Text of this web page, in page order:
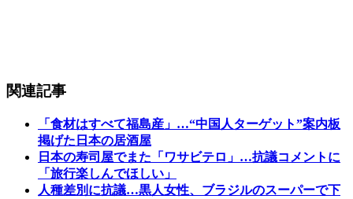
関連記事
「食材はすべて福島産」…“中国人ターゲット”案内板
掲げた日本の居酒屋
日本の寿司屋でまた「ワサビテロ」…抗議コメントに
「旅行楽しんでほしい」
人種差別に抗議…黒人女性、ブラジルのスーパーで下